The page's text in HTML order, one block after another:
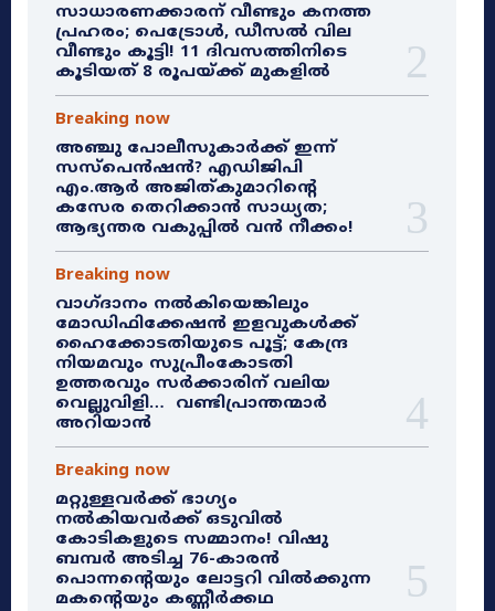
സാധാരണക്കാരന് വീണ്ടും കനത്ത
പ്രഹരം; പെട്രോൾ, ഡീസൽ വില
വീണ്ടും കൂട്ടി! 11 ദിവസത്തിനിടെ
കൂടിയത് 8 രൂപയ്ക്ക് മുകളിൽ
Breaking now
അഞ്ചു പോലീസുകാർക്ക് ഇന്ന്
സസ്‌പെൻഷൻ? എഡിജിപി
എം.ആർ അജിത്കുമാറിൻ്റെ
കസേര തെറിക്കാൻ സാധ്യത;
ആഭ്യന്തര വകുപ്പിൽ വൻ നീക്കം!
Breaking now
വാഗ്ദാനം നൽകിയെങ്കിലും
മോഡിഫിക്കേഷൻ ഇളവുകൾക്ക്
ഹൈക്കോടതിയുടെ പൂട്ട്; കേന്ദ്ര
നിയമവും സുപ്രീംകോടതി
ഉത്തരവും സർക്കാരിന് വലിയ
വെല്ലുവിളി… വണ്ടിപ്രാന്തന്മാർ
അറിയാൻ
Breaking now
മറ്റുള്ളവർക്ക് ഭാഗ്യം
നൽകിയവർക്ക് ഒടുവിൽ
കോടികളുടെ സമ്മാനം! വിഷു
ബമ്പർ അടിച്ച 76-കാരൻ
പൊന്നന്റെയും ലോട്ടറി വിൽക്കുന്ന
മകന്റെയും കണ്ണീർക്കഥ